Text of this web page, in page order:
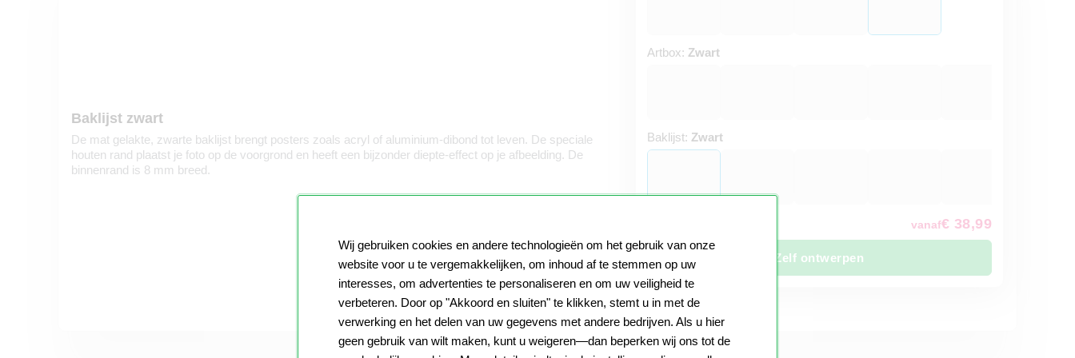
Wij gebruiken cookies en andere technologieën om het gebruik van onze
website voor u te vergemakkelijken, om inhoud af te stemmen op uw
interesses, om advertenties te personaliseren en om uw veiligheid te
verbeteren. Door op "Akkoord en sluiten" te klikken, stemt u in met de
verwerking en het delen van uw gegevens met andere bedrijven. Als u hier
geen gebruik van wilt maken, kunt u weigeren—dan beperken wij ons tot de
Baklijst zwart
De mat gelakte, zwarte baklijst brengt posters zoals acryl of aluminium-dibond tot leven. De speciale
houten rand plaatst je foto op de voorgrond en heeft een bijzonder diepte-effect op je afbeelding. De
binnenrand is 8 mm breed.
Artbox: Zwart
Baklijst: Zwart
vanaf€ 38,99
Zelf ontwerpen
Productietijd 5 werkdagen